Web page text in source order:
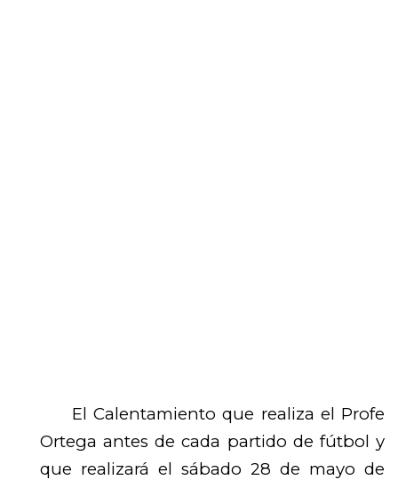
El Calentamiento que realiza el Profe
Ortega antes de cada partido de fútbol y
que realizará el sábado 28 de mayo de